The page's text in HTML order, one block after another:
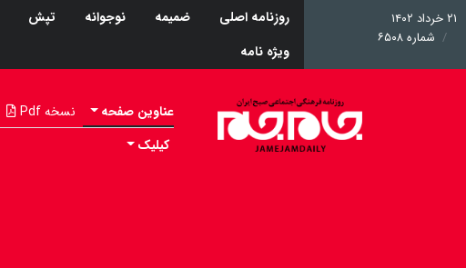
۲۱ خرداد ۱۴۰۲
شماره ۶۵۰۸
روزنامه اصلی ضمیمه نوجوانه تپش
ویژه نامه
عناوین صفحه نسخه Pdf
کیلیک